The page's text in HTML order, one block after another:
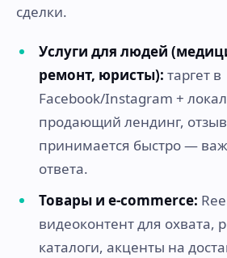
сделки.
Услуги для людей
ремонт, юристы): таргет в
Facebook/Instagram +
продающий лендинг,
принимается быстро —
ответа.
Товары и e-commerce:
видеоконтент для охвата,
каталоги, акценты на